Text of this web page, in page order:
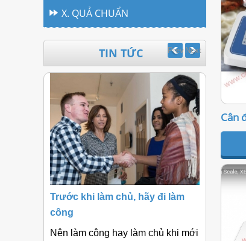
X. QUẢ CHUẨN
TIN TỨC Prev Next
Trước khi làm chủ, hãy đi làm
công
Nên làm công hay làm chủ khi mới
Cân